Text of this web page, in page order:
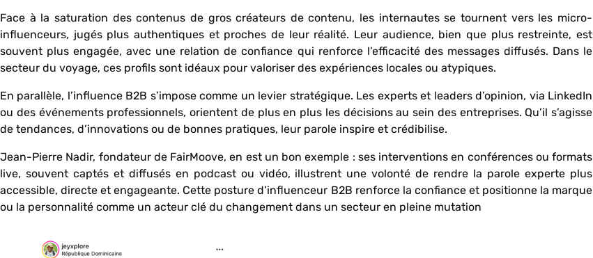
Face à la saturation des contenus de gros créateurs de contenu, les internautes se tournent vers les micro-
influenceurs, jugés plus authentiques et proches de leur réalité. Leur audience, bien que plus restreinte, est
souvent plus engagée, avec une relation de confiance qui renforce l’efficacité des messages diffusés. Dans le
secteur du voyage, ces profils sont idéaux pour valoriser des expériences locales ou atypiques.
En parallèle, l’influence B2B s’impose comme un levier stratégique. Les experts et leaders d’opinion, via LinkedIn
ou des événements professionnels, orientent de plus en plus les décisions au sein des entreprises. Qu’il s’agisse
de tendances, d’innovations ou de bonnes pratiques, leur parole inspire et crédibilise.
Jean-Pierre Nadir, fondateur de FairMoove, en est un bon exemple : ses interventions en conférences ou formats
live, souvent captés et diffusés en podcast ou vidéo, illustrent une volonté de rendre la parole experte plus
accessible, directe et engageante. Cette posture d’influenceur B2B renforce la confiance et positionne la marque
ou la personnalité comme un acteur clé du changement dans un secteur en pleine mutation